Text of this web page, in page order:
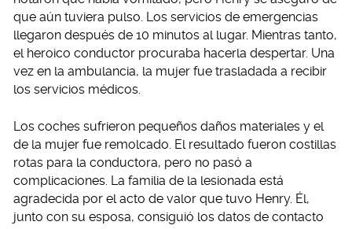
que aún tuviera pulso. Los servicios de emergencias
llegaron después de 10 minutos al lugar. Mientras tanto,
el heroico conductor procuraba hacerla despertar. Una
vez en la ambulancia, la mujer fue trasladada a recibir
los servicios médicos.
Los coches sufrieron pequeños daños materiales y el
de la mujer fue remolcado. El resultado fueron costillas
rotas para la conductora, pero no pasó a
complicaciones. La familia de la lesionada está
agradecida por el acto de valor que tuvo Henry. Él,
junto con su esposa, consiguió los datos de contacto